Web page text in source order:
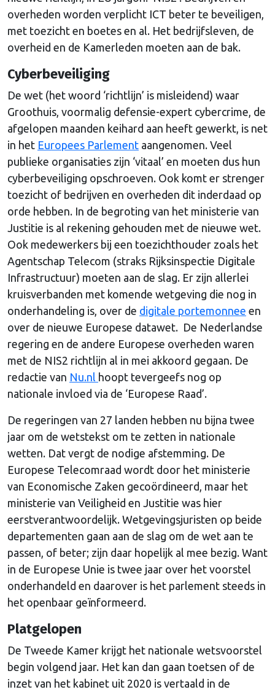
overheden worden verplicht ICT beter te beveiligen,
met toezicht en boetes en al. Het bedrijfsleven, de
overheid en de Kamerleden moeten aan de bak.
Cyberbeveiliging
De wet (het woord ‘richtlijn’ is misleidend) waar
Groothuis, voormalig defensie-expert cybercrime, de
afgelopen maanden keihard aan heeft gewerkt, is net
in het Europees Parlement aangenomen. Veel
publieke organisaties zijn ‘vitaal’ en moeten dus hun
cyberbeveiliging opschroeven. Ook komt er strenger
toezicht of bedrijven en overheden dit inderdaad op
orde hebben. In de begroting van het ministerie van
Justitie is al rekening gehouden met de nieuwe wet.
Ook medewerkers bij een toezichthouder zoals het
Agentschap Telecom (straks Rijksinspectie Digitale
Infrastructuur) moeten aan de slag. Er zijn allerlei
kruisverbanden met komende wetgeving die nog in
onderhandeling is, over de digitale portemonnee en
over de nieuwe Europese datawet. De Nederlandse
regering en de andere Europese overheden waren
met de NIS2 richtlijn al in mei akkoord gegaan. De
redactie van Nu.nl hoopt tevergeefs nog op
nationale invloed via de ‘Europese Raad’.
De regeringen van 27 landen hebben nu bijna twee
jaar om de wetstekst om te zetten in nationale
wetten. Dat vergt de nodige afstemming. De
Europese Telecomraad wordt door het ministerie
van Economische Zaken gecoördineerd, maar het
ministerie van Veiligheid en Justitie was hier
eerstverantwoordelijk. Wetgevingsjuristen op beide
departementen gaan aan de slag om de wet aan te
passen, of beter; zijn daar hopelijk al mee bezig. Want
in de Europese Unie is twee jaar over het voorstel
onderhandeld en daarover is het parlement steeds in
het openbaar geïnformeerd.
Platgelopen
De Tweede Kamer krijgt het nationale wetsvoorstel
begin volgend jaar. Het kan dan gaan toetsen of de
inzet van het kabinet uit 2020 is vertaald in de